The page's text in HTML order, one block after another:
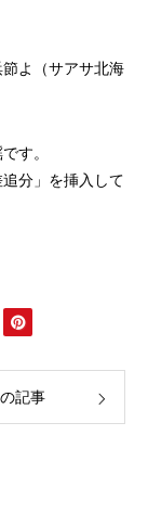
よ（サアサ北海
す。
分」を挿入して
記事